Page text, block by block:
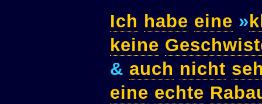
Ich habe eine »
keine
& auch nicht
eine echte